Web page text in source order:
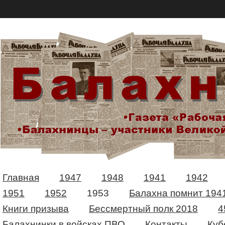
Главная 1947 1948 1941
1942
1951
1952 1953
Балахна помнит
Книги призыва
Бессмертный полк 2018